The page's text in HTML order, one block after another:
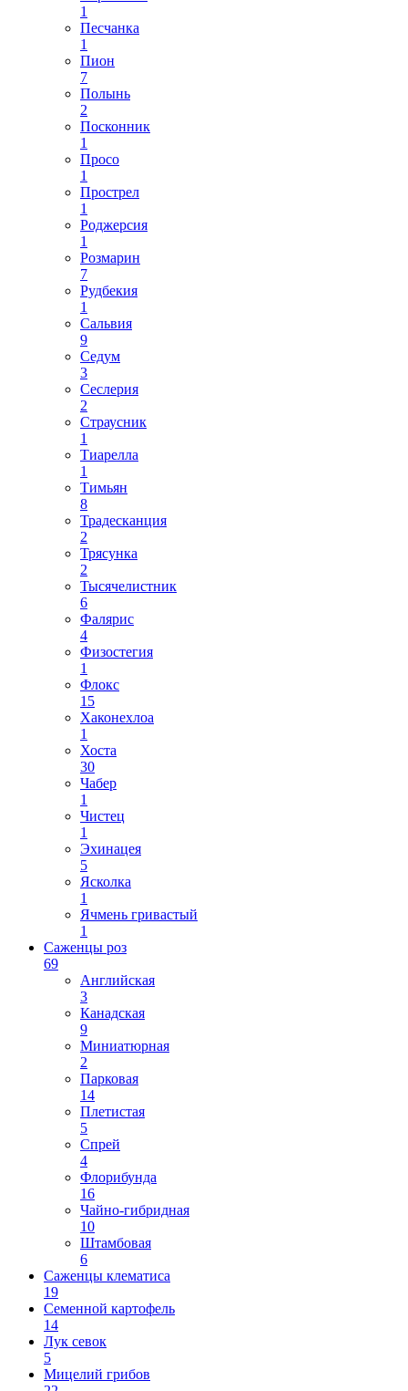
1
Песчанка
1
Пион
7
Полынь
2
Посконник
1
Просо
1
Прострел
1
Роджерсия
1
Розмарин
7
Рудбекия
1
Сальвия
9
Седум
3
Сеслерия
2
Страусник
1
Тиарелла
1
Тимьян
8
Традесканция
2
Трясунка
2
Тысячелистник
6
Фалярис
4
Физостегия
1
Флокс
15
Хаконехлоа
1
Хоста
30
Чабер
1
Чистец
1
Эхинацея
5
Ясколка
1
Ячмень гривастый
1
Саженцы роз
69
Английская
3
Канадская
9
Миниатюрная
2
Парковая
14
Плетистая
5
Спрей
4
Флорибунда
16
Чайно-гибридная
10
Штамбовая
6
Саженцы клематиса
19
Семенной картофель
14
Лук севок
5
Мицелий грибов